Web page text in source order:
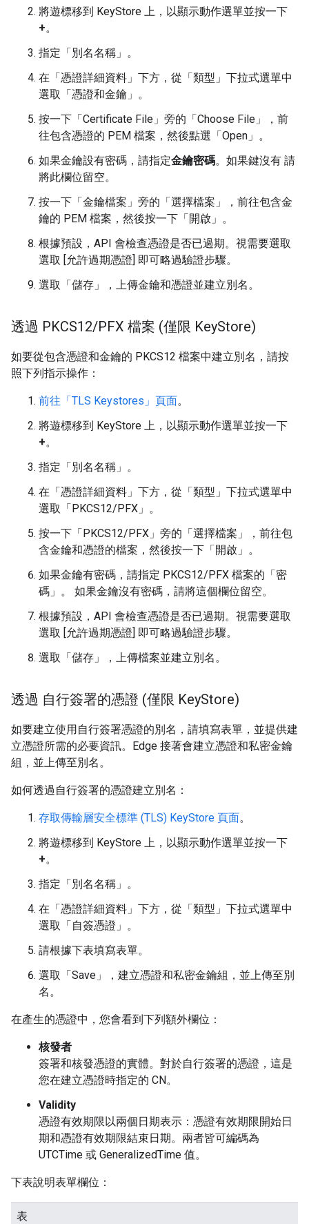
將遊標移到 KeyStore 上，以顯示動作選單並按一下
+。
指定「別名名稱」。
在「憑證詳細資料」下方，從「類型」下拉式選單中
選取「憑證和金鑰」 。
按一下「Certificate File」 旁的「Choose File」
，前
往包含憑證的 PEM 檔案，然後點選「Open」 。
如果金鑰設有密碼，請指定金鑰密碼。如果鍵沒有 請
將此欄位留空。
按一下「金鑰檔案」 旁的「選擇檔案」
，前往包含金
鑰的 PEM 檔案，然後按一下「開啟」 。
根據預設，API 會檢查憑證是否已過期。視需要選取
選取 [允許過期憑證] 即可略過驗證步驟。
選取「儲存」
，上傳金鑰和憑證並建立別名。
透過 PKCS12/PFX 檔案 (僅限 KeyStore)
如要從包含憑證和金鑰的 PKCS12 檔案中建立別名，請按
照下列指示操作：
前往「TLS Keystores」頁面。
將遊標移到 KeyStore 上，以顯示動作選單並按一下
+。
指定「別名名稱」 。
在「憑證詳細資料」下方，從「類型」下拉式選單中
選取「PKCS12/PFX」 。
按一下「PKCS12/PFX」 旁的「選擇檔案」
，前往包
含金鑰和憑證的檔案，然後按一下「開啟」 。
如果金鑰有密碼，請指定 PKCS12/PFX 檔案的「密
碼」 。 如果金鑰沒有密碼，請將這個欄位留空。
根據預設，API 會檢查憑證是否已過期。視需要選取
選取 [允許過期憑證] 即可略過驗證步驟。
選取「儲存」
，上傳檔案並建立別名。
透過 自行簽署的憑證 (僅限 KeyStore)
如要建立使用自行簽署憑證的別名，請填寫表單，並提供建
立憑證所需的必要資訊。Edge 接著會建立憑證和私密金鑰
組，並上傳至別名。
如何透過自行簽署的憑證建立別名：
存取傳輸層安全標準 (TLS) KeyStore 頁面。
將遊標移到 KeyStore 上，以顯示動作選單並按一下
+。
指定「別名名稱」。
在「憑證詳細資料」下方，從「類型」下拉式選單中
選取「自簽憑證」 。
請根據下表填寫表單。
選取「Save」
，建立憑證和私密金鑰組，並上傳至別
名。
在產生的憑證中，您會看到下列額外欄位：
核發者
簽署和核發憑證的實體。對於自行簽署的憑證，這是
您在建立憑證時指定的 CN。
Validity
憑證有效期限以兩個日期表示：憑證有效期限開始日
期和憑證有效期限結束日期。兩者皆可編碼為
UTCTime 或 GeneralizedTime 值。
下表說明表單欄位：
表